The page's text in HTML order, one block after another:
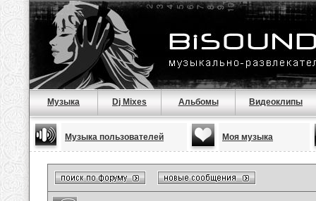
Музыка Dj Mixes Альбомы Видеоклипы
Музыка пользователей Моя музыка